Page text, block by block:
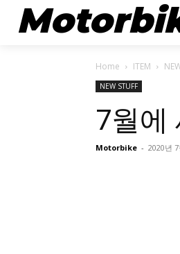
Home ITEM
NEW STUFF
7월에
Motorbike - 2020년